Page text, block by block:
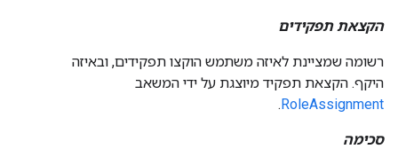
הקצאת תפקידים
רשומה שמציינת לאיזה משתמש הוקצו תפקידים, ובאיזה
היקף. הקצאת תפקיד מיוצגת על ידי המשאב
RoleAssignment
.
סכימה